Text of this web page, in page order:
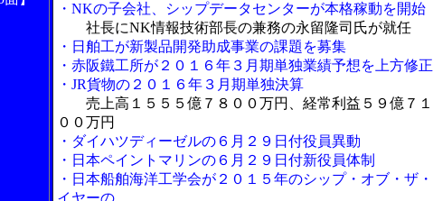
・NKの子会社、シップデータセンターが本格稼動を開始
社長にNK情報技術部長の兼務の永留隆司氏が就任
・日舶工が新製品開発助成事業の課題を募集
・赤阪鐵工所が２０１６年３月期単独業績予想を上方修正
・JR貨物の２０１６年３月期単独決算
売上高１５５５億７８００万円、経常利益５９億７１
００万円
・ダイハツディーゼルの６月２９日付役員異動
・日本ペイントマリンの６月２９日付新役員体制
・日本船舶海洋工学会が２０１５年のシップ・オブ・ザ・
イヤーの